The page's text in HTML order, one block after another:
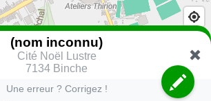
(nom inconnu)
Cité Noël Lustre
7134 Binche
Une erreur ? Corrigez !